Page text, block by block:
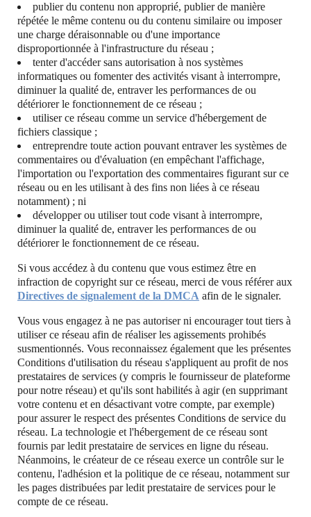
publier du contenu non approprié, publier de manière
répétée le même contenu ou du contenu similaire ou imposer
une charge déraisonnable ou d'une importance
disproportionnée à l'infrastructure du réseau ;
tenter d'accéder sans autorisation à nos systèmes
informatiques ou fomenter des activités visant à interrompre,
diminuer la qualité de, entraver les performances de ou
détériorer le fonctionnement de ce réseau ;
utiliser ce réseau comme un service d'hébergement de
fichiers classique ;
entreprendre toute action pouvant entraver les systèmes de
commentaires ou d'évaluation (en empêchant l'affichage,
l'importation ou l'exportation des commentaires figurant sur ce
réseau ou en les utilisant à des fins non liées à ce réseau
notamment) ; ni
développer ou utiliser tout code visant à interrompre,
diminuer la qualité de, entraver les performances de ou
détériorer le fonctionnement de ce réseau.
Si vous accédez à du contenu que vous estimez être en
infraction de copyright sur ce réseau, merci de vous référer aux
Directives de signalement de la DMCA afin de le signaler.
Vous vous engagez à ne pas autoriser ni encourager tout tiers à
utiliser ce réseau afin de réaliser les agissements prohibés
susmentionnés. Vous reconnaissez également que les présentes
Conditions d'utilisation du réseau s'appliquent au profit de nos
prestataires de services (y compris le fournisseur de plateforme
pour notre réseau) et qu'ils sont habilités à agir (en supprimant
votre contenu et en désactivant votre compte, par exemple)
pour assurer le respect des présentes Conditions de service du
réseau. La technologie et l'hébergement de ce réseau sont
fournis par ledit prestataire de services en ligne du réseau.
Néanmoins, le créateur de ce réseau exerce un contrôle sur le
contenu, l'adhésion et la politique de ce réseau, notamment sur
les pages distribuées par ledit prestataire de services pour le
compte de ce réseau.